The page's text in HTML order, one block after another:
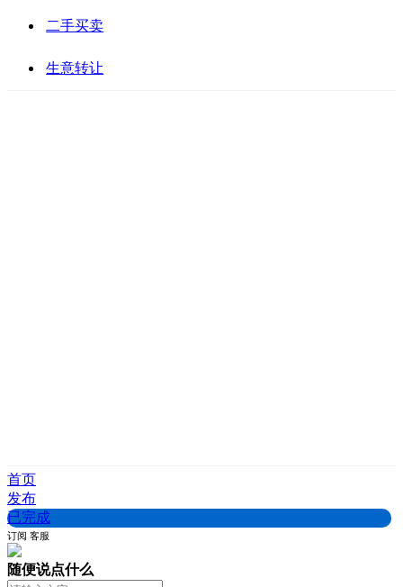
二手买卖
生意转让
首页
发布
已完成
订阅 客服
随便说点什么